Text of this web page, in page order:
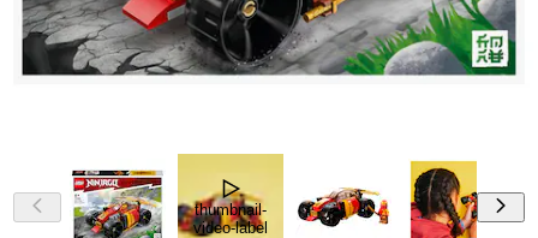
thumbnail-
video-label